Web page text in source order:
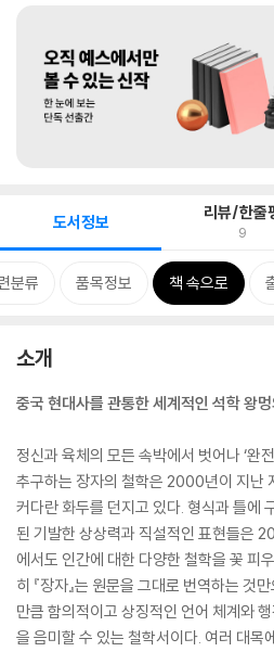
도서정보 리뷰/한줄
9
분류 품목정보 책 속으로
소개
중국 현대사를 관통한 세계적인 석학 왕멍
정신과 육체의 모든 속박에서 벗어나 ‘완
추구하는 장자의 철학은 2000년이 지난
커다란 화두를 던지고 있다. 형식과 틀에
된 기발한 상상력과 직설적인 표현들은
에서도 인간에 대한 다양한 철학을 꽃 피
히 『장자』는 원문을 그대로 번역하는 것
만큼 함의적이고 상징적인 언어 체계와
을 음미할 수 있는 철학서이다. 여러 대목